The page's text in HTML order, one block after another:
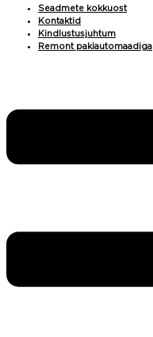
Seadmete kokkuost
Kontaktid
Kindlustusjuhtum
Remont pakiautomaadiga